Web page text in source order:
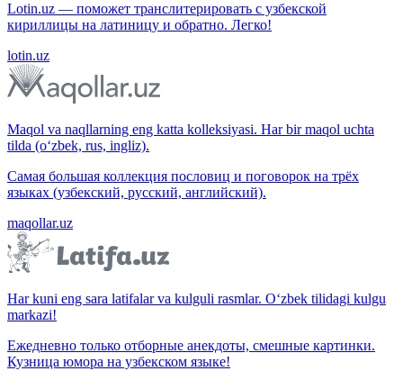
Lotin.uz — поможет транслитерировать с узбекской
кириллицы на латиницу и обратно. Легко!
lotin.uz
Maqol va naqllarning eng katta kolleksiyasi. Har bir maqol uchta
tilda (o‘zbek, rus, ingliz).
Самая большая коллекция пословиц и поговорок на трёх
языках (узбекский, русский, английский).
maqollar.uz
Har kuni eng sara latifalar va kulguli rasmlar. O‘zbek tilidagi kulgu
markazi!
Ежедневно только отборные анекдоты, смешные картинки.
Кузница юмора на узбекском языке!